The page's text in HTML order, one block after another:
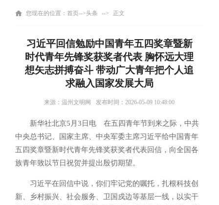
您现在的位置：首页-->头条 --> 正文
习近平回信勉励中国青年五四奖章暨新
时代青年先锋奖获奖者代表 胸怀远大理
想矢志拼搏奋斗 带动广大青年把个人追
求融入国家发展大局
来源：温州文明网 发布时间：2026-05-09 10:48:00
新华社北京5月3日电 在五四青年节到来之际，中共
中央总书记、国家主席、中央军委主席习近平给中国青年
五四奖章暨新时代青年先锋奖获奖者代表回信，向全国各
族青年致以节日祝贺并提出殷切期望。
习近平在回信中说，你们牢记党的嘱托，扎根科技创
新、乡村振兴、社会服务、卫国戍边等基层一线，以实干